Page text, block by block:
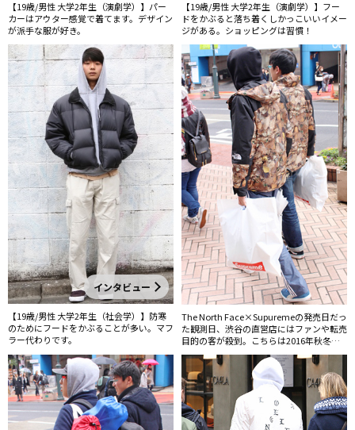
【19歳/男性 大学2年生（演劇学）】パー
カーはアウター感覚で着てます。デザイン
が派手な服が好き。
【19歳/男性 大学2年生（演劇学）】フー
ドをかぶると落ち着くしかっこいいイメー
ジがある。ショッピングは習慣！
インタビュー
【19歳/男性 大学2年生（社会学）】防寒
のためにフードをかぶることが多い。マフ
ラー代わりです。
The North Face×Supuremeの発売日だっ
た観測日、渋谷の直営店にはファンや転売
目的の客が殺到。こちらは2016年秋冬の
モデルである落ち葉柄のジャケットを着た
2人組。